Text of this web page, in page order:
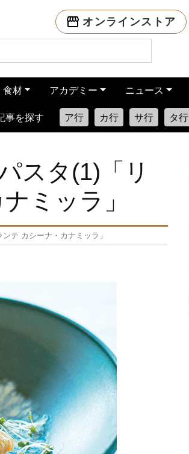
オンラインストア
食材 アカデミー ニュース
事を探す ア行 カ行 サ行 タ行
スタ(1)「リ
ミッラ」
テ カシーナ・カナミッラ」